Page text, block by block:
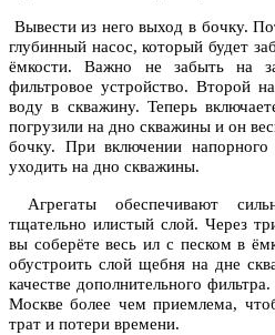
Вывести из него выход в бочку.
глубинный насос, который будет
ёмкости. Важно не забыть на
фильтровое устройство. Второй
воду в скважину. Теперь
погрузили на дно скважины и он
бочку. При включении напорного
уходить на дно скважины.
Агрегаты обеспечивают
тщательно илистый слой. Через
вы соберёте весь ил с песком в
обустроить слой щебня на дне
качестве дополнительного
Москве более чем приемлема,
трат и потери времени.